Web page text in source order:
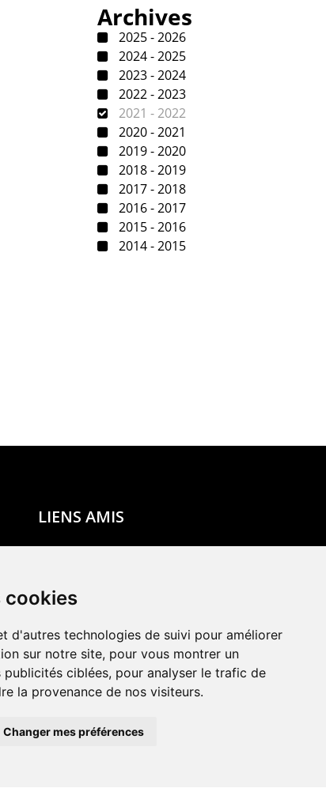
cookies
d'autres technologies de suivi pour améliorer
sur notre site, pour vous montrer un
ciblées, pour analyser le trafic de
la provenance de nos visiteurs.
Changer mes préférences
Archives
2025 - 2026
2024 - 2025
2023 - 2024
2022 - 2023
2021 - 2022
2020 - 2021
2019 - 2020
2018 - 2019
2017 - 2018
2016 - 2017
2015 - 2016
2014 - 2015
LIENS AMIS